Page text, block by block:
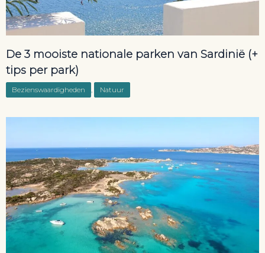
De 3 mooiste nationale parken van Sardinië (+
tips per park)
Bezienswaardigheden , Natuur